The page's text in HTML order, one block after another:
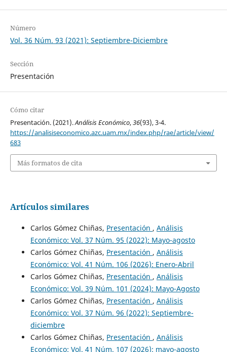
Número
Vol. 36 Núm. 93 (2021): Septiembre-Diciembre
Sección
Presentación
Cómo citar
Presentación. (2021).Análisis Económico,36(93), 3-4.
https://analisiseconomico.azc.uam.mx/index.php/rae/article/view/
683
Más formatos de cita
Artículos similares
Carlos Gómez Chiñas, Presentación , Análisis
Económico: Vol. 37 Núm. 95 (2022): Mayo-agosto
Carlos Gómez Chiñas, Presentación , Análisis
Económico: Vol. 41 Núm. 106 (2026): Enero-Abril
Carlos Gómez Chiñas, Presentación , Análisis
Económico: Vol. 39 Núm. 101 (2024): Mayo-Agosto
Carlos Gómez Chiñas, Presentación , Análisis
Económico: Vol. 37 Núm. 96 (2022): Septiembre-
diciembre
Carlos Gómez Chiñas, Presentación , Análisis
Económico: Vol. 41 Núm. 107 (2026): mayo-agosto